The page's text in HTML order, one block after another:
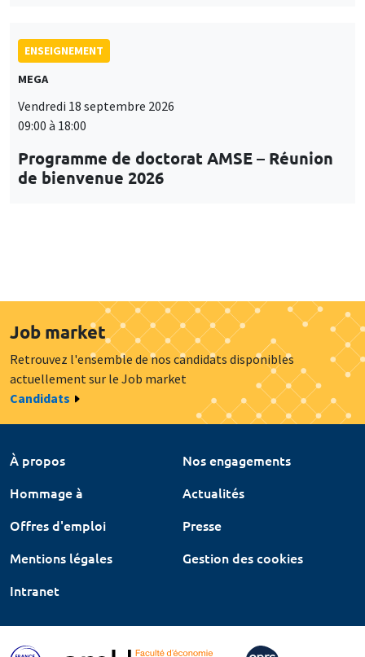
ENSEIGNEMENT
MEGA
Vendredi 18 septembre 2026
09:00 à 18:00
Programme de doctorat AMSE – Réunion
de bienvenue 2026
Job market
Retrouvez l'ensemble de nos candidats disponibles
actuellement sur le Job market
Candidats
À propos
Nos engagements
Hommage à
Actualités
Offres d'emploi
Presse
Mentions légales
Gestion des cookies
Intranet